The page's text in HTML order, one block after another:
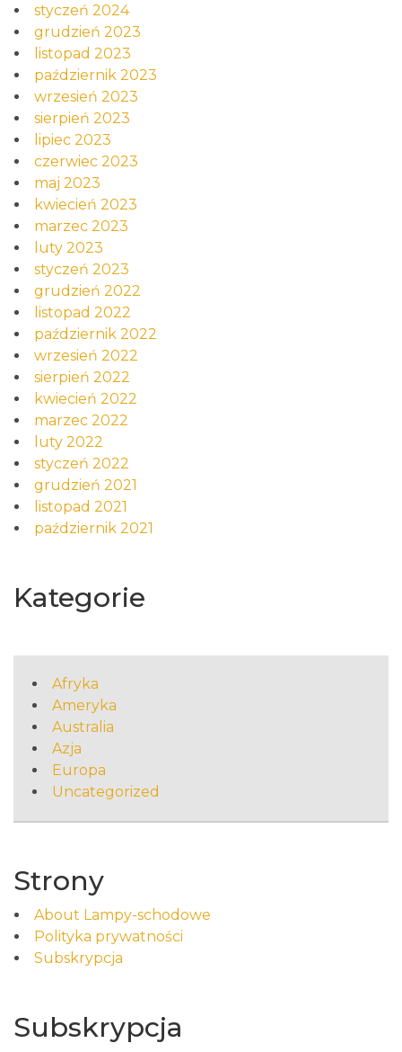
styczeń 2024
grudzień 2023
listopad 2023
październik 2023
wrzesień 2023
sierpień 2023
lipiec 2023
czerwiec 2023
maj 2023
kwiecień 2023
marzec 2023
luty 2023
styczeń 2023
grudzień 2022
listopad 2022
październik 2022
wrzesień 2022
sierpień 2022
kwiecień 2022
marzec 2022
luty 2022
styczeń 2022
grudzień 2021
listopad 2021
październik 2021
Kategorie
Afryka
Ameryka
Australia
Azja
Europa
Uncategorized
Strony
About Lampy-schodowe
Polityka prywatności
Subskrypcja
Subskrypcja